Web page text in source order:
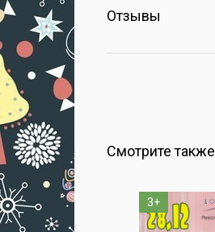
Отзывы
Смотрите также
3+